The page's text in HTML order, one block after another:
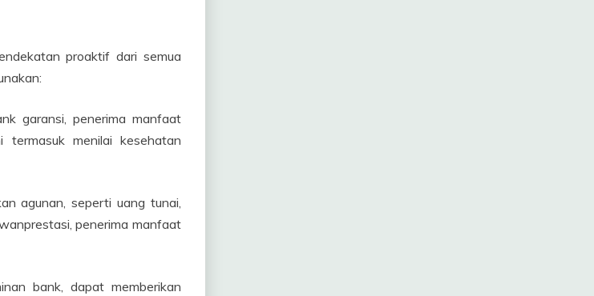
proaktif dari semua
garansi, penerima manfaat
menilai kesehatan
agunan, seperti uang tunai,
penerima manfaat
bank, dapat memberikan